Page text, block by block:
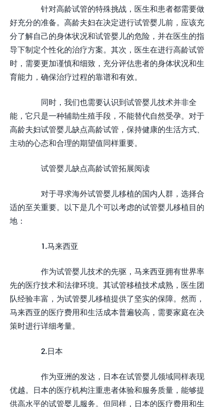
针对高龄试管的特殊挑战，医生和患者都需要做
好充分的准备。高龄夫妇在决定进行试管婴儿前，应该充
分了解自己的身体状况和试管婴儿的危险，并在医生的指
导下制定个性化的治疗方案。其次，医生在进行高龄试管
时，需要更加谨慎和细致，充分评估患者的身体状况和生
育能力，确保治疗过程的靠谱和有效。
同时，我们也需要认识到试管婴儿技术并非全
能，它只是一种辅助生殖手段，不能替代自然受孕。对于
高龄夫妇试管婴儿缺点高龄试管，保持健康的生活方式、
主动的心态和合理的期望值同样重要。
试管婴儿缺点高龄试管拓展阅读
对于寻求海外试管婴儿移植的国内人群，选择合
适的至关重要。以下是几个可以考虑的试管婴儿移植目的
地：
1.马来西亚
作为试管婴儿技术的先驱，马来西亚拥有世界率
先的医疗技术和法律环境。其试管移植技术成熟，医生团
队经验丰富，为试管婴儿移植提供了坚实的保障。然而，
马来西亚的医疗费用和生活成本普遍较高，需要家庭在决
策时进行详细考量。
2.日本
作为亚洲的发达，日本在试管婴儿领域同样表现
优越。日本的医疗机构注重患者体验和服务质量，能够提
供高水平的试管婴儿服务。但同样，日本的医疗费用和生